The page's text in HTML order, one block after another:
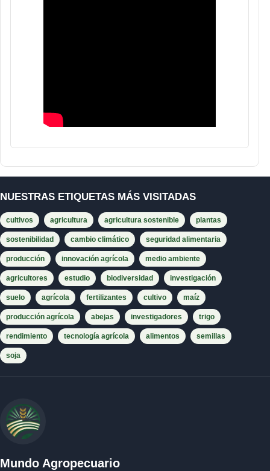
NUESTRAS ETIQUETAS MÁS VISITADAS
cultivos agricultura agricultura sostenible plantas
sostenibilidad cambio climático seguridad alimentaria
producción innovación agrícola medio ambiente
agricultores estudio biodiversidad investigación
suelo agrícola fertilizantes cultivo maíz
producción agrícola abejas investigadores trigo
rendimiento tecnología agrícola alimentos semillas
soja
Mundo Agropecuario